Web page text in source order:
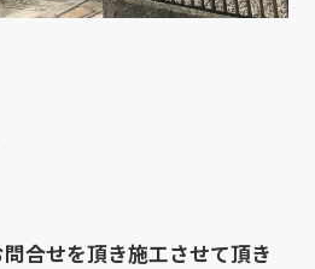
合せを頂き施工させて頂き